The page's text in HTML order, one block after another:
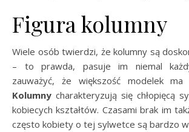
Figura kolumny
Wiele osób twierdzi, że kolumny są
– to prawda, pasuje im niemal
zauważyć, że większość modelek
Kolumny charakteryzują się chłopięcą
kobiecych kształtów. Czasami brak im
często kobiety o tej sylwetce są bardzo